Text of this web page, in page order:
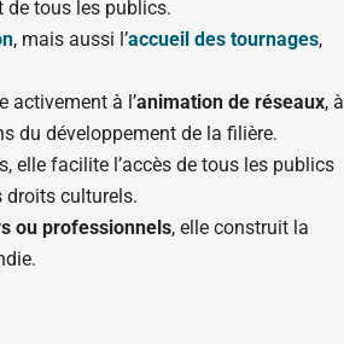
de tous les publics.
, mais aussi l’accueil des tournages,
activement à l’animation de réseaux, à
du développement de la filière.
elle facilite l’accès de tous les publics
droits culturels.
ou professionnels, elle construit la